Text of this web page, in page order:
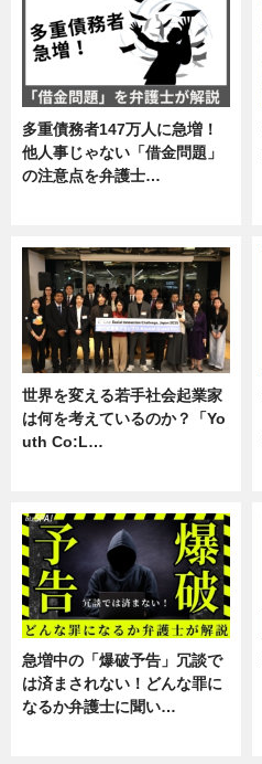
多重債務者147万人に急増！
他人事じゃない「借金問題」
の注意点を弁護士…
世界を変える若手社会起業家
は何を考えているのか？「Yo
uth Co:L…
急増中の「爆破予告」冗談で
は済まされない！どんな罪に
なるか弁護士に聞い…